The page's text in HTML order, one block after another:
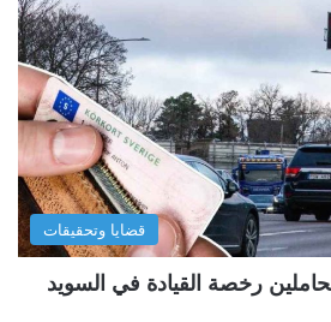
قضايا وتحقيقات
رخصة القيادة في السويد